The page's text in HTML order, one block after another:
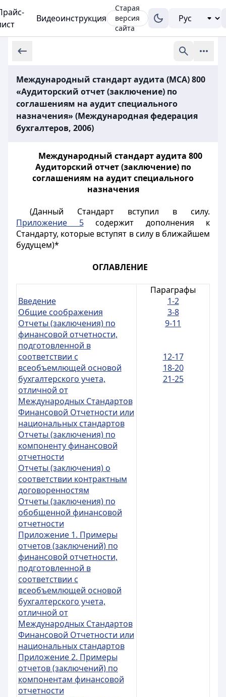
Видеоинструкция
Старая
версия
сайта
Международный стандарт аудита (МСА) 800
«Аудиторский отчет (заключение) по
соглашениям на аудит специального
назначения» (Международная федерация
бухгалтеров, 2006)
Международный стандарт аудита 800
Аудиторский отчет (заключение) по
соглашениям на аудит специального
назначения
(Данный Стандарт вступил в силу.
Приложение 5содержит дополнения к
Стандарту, которые вступят в силу в ближайшем
будущем)*
ОГЛАВЛЕНИЕ
Введение
Общие соображения
Отчеты (заключения) по
финансовой отчетности,
подготовленной в
соответствии с
всеобъемлющей основой
бухгалтерского учета,
отличной от
Международных Стандартов
Финансовой Отчетности или
национальных стандартов
Отчеты (заключения) по
компоненту финансовой
отчетности
Отчеты (заключения) о
соответствии контрактным
договоренностям
Отчеты (заключения) по
обобщенной финансовой
отчетности
Приложение 1. Примеры
отчетов (заключений) по
финансовой отчетности,
подготовленной в
соответствии с
всеобъемлющей основой
бухгалтерского учета,
отличной от
Международных Стандартов
Финансовой Отчетности или
национальных стандартов
Приложение 2. Примеры
отчетов (заключений) по
компонентам финансовой
отчетности
Параграфы
1-2
3-8
9-11
12-17
18-20
21-25